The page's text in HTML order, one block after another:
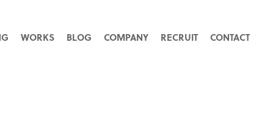
WORKS BLOG COMPANY RECRUIT CONTACT